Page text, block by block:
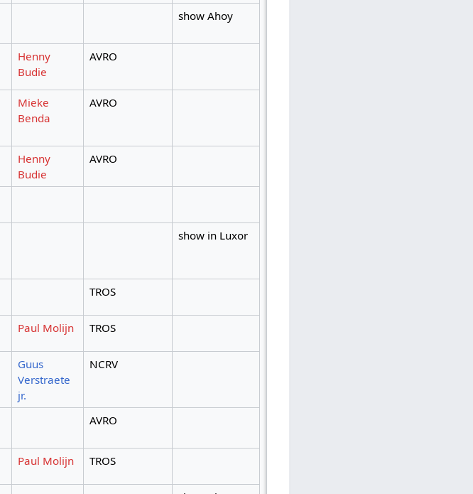
show Ahoy
Henny
Budie
AVRO
Mieke
Benda
AVRO
Henny
Budie
AVRO
show in Luxor
TROS
Paul Molijn TROS
Guus
Verstraete
jr.
NCRV
AVRO
Paul Molijn TROS